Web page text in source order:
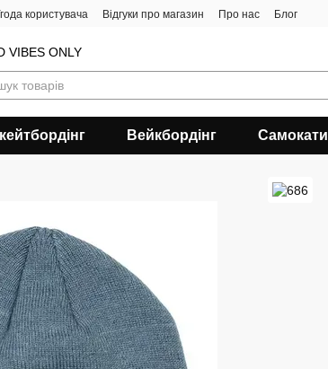
користувача Відгуки про магазин Про нас Блог
VIBES ONLY
Вейкбордінг Самокати